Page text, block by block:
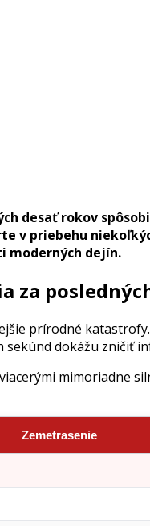
desať rokov
v priebehu
moderných dejín.
za
prírodné
sekúnd dokážu
mimoriadne
Zemetrasenie